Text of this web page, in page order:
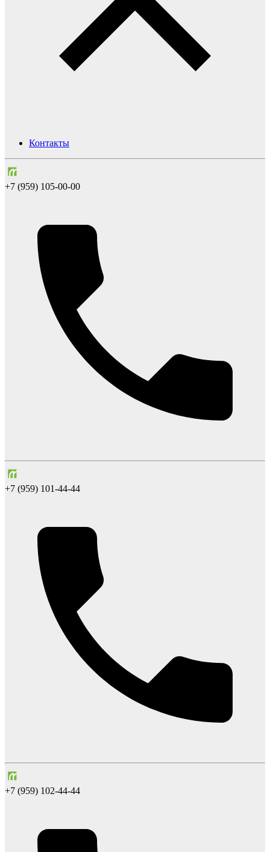
Контакты
+7 (959) 105-00-00
+7 (959) 101-44-44
+7 (959) 102-44-44